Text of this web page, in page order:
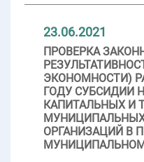
23.06.2021
ПРОВЕРКА
ЭКОНОМНОСТИ)
ГОДУ СУБСИДИИ
КАПИТАЛЬНЫХ И
ОРГАНИЗАЦИЙ В